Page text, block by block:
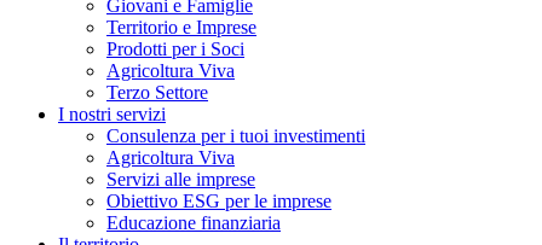
Giovani e Famiglie
Territorio e Imprese
Prodotti per i Soci
Agricoltura Viva
Terzo Settore
I nostri servizi
Consulenza per i tuoi investimenti
Agricoltura Viva
Servizi alle imprese
Obiettivo ESG per le imprese
Educazione finanziaria